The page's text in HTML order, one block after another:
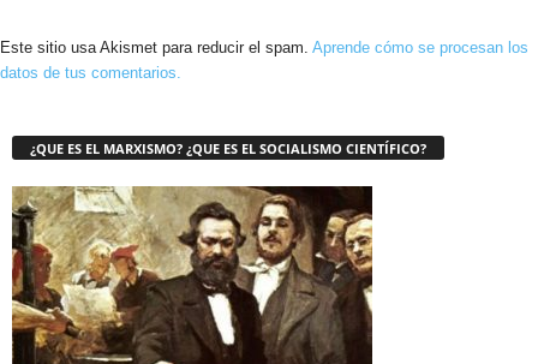
Este sitio usa Akismet para reducir el spam. Aprende cómo se procesan los
datos de tus comentarios.
¿QUE ES EL MARXISMO? ¿QUE ES EL SOCIALISMO CIENTÍFICO?